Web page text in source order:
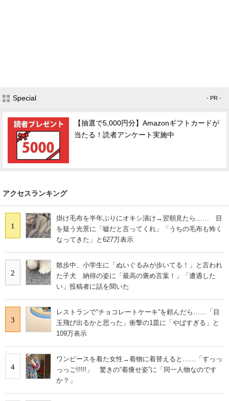
Special - PR -
【抽選で5,000円分】Amazonギフトカードが
当たる！読者アンケート実施中
アクセスランキング
1
掛け毛布を半年ぶりにオキシ漬け→翌朝見たら…… 目
を疑う光景に「嘘だと言ってくれ」「うちの毛布も怖く
なってきた」と627万表示
2
散歩中、小学生に「ぬいぐるみが歩いてる！」と言われ
た子犬 納得の姿に「最高の褒め言葉！」「遭遇した
い」投稿者に話を聞いた
3
レストランで“チョコレートケーキ”を頼んだら……「目
玉飛び出るかと思った」衝撃の1皿に「やばすぎる」と
109万表示
4
ワンピースを着た女性→着物に着替えると……「すっっ
っっご!!!!!」 驚きの“着痩せ姿”に「同一人物なのです
か？」